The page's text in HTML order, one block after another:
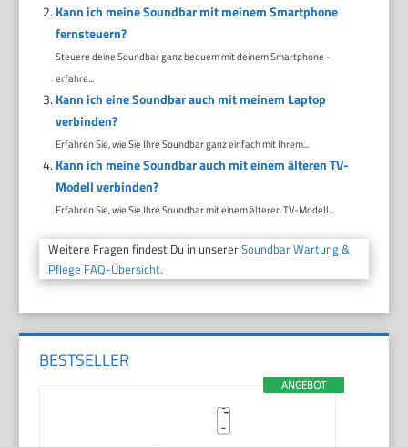
Kann ich meine Soundbar mit meinem Smartphone
fernsteuern?
Steuere deine Soundbar ganz bequem mit deinem Smartphone -
erfahre...
Kann ich eine Soundbar auch mit meinem Laptop
verbinden?
Erfahren Sie, wie Sie Ihre Soundbar ganz einfach mit Ihrem...
Kann ich meine Soundbar auch mit einem älteren TV-
Modell verbinden?
Erfahren Sie, wie Sie Ihre Soundbar mit einem älteren TV-Modell...
Weitere Fragen findest Du in unsererSoundbar Wartung &
Pflege FAQ-Übersicht.
BESTSELLER
ANGEBOT